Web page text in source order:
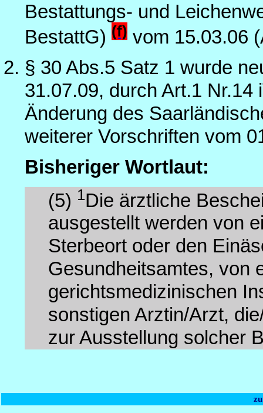
Bestattungs- und
BestattG) (f) vom 15.03.06
§ 30 Abs.5 Satz 1 wurde
31.07.09, durch Art.1
Änderung des
weiterer Vorschriften vom
Bisheriger Wortlaut:
(5) 1Die ärztliche
ausgestellt werden von
Sterbeort oder den
Gesundheitsamtes, von
gerichtsmedizinischen
sonstigen Arztin/Arzt,
zur Ausstellung solcher